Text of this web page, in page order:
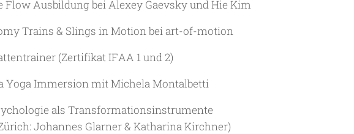
Flow Ausbildung bei Alexey Gaevsky und Hie Kim
Trains & Slings in Motion bei art-of-motion
(Zertifikat IFAA 1 und 2)
Yoga Immersion mit Michela Montalbetti
als Transformationsinstrumente
Johannes Glarner & Katharina Kirchner)